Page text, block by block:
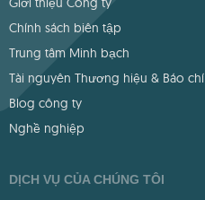
Chính sách biên tập
Trung tâm Minh bạch
Tài nguyên Thương hiệu & Báo chí
Blog công ty
Nghề nghiệp
DỊCH VỤ CỦA CHÚNG TÔI